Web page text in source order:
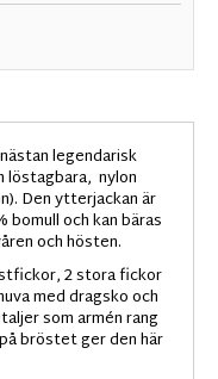
nästanlegendarisk
löstagbara, nylon
Denytterjackanär
bomull ochkan bäras
och hösten.
,2 storafickor
med dragskooch
somarménrang
bröstetgerden här